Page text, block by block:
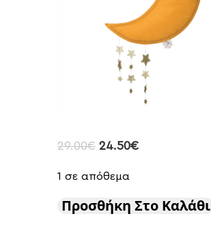
29.00€ 24.50€
1 σε απόθεμα
Προσθήκη Στο Καλάθι